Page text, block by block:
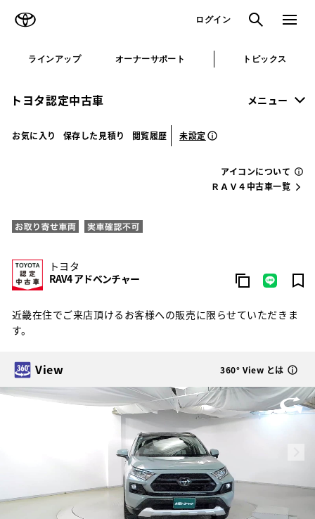
ログイン 検索 メニュ
ラインアップ オーナーサポート トピックス
トヨタ認定中古車 メニュー
お気に入り 保存した見積り 閲覧履歴 未設定
アイコンについて
ＲＡＶ４中古車一覧
トヨタ
RAV4 アドベンチャー
近畿在住でご来店頂けるお客様への販売に限らせていただきま
す。
View 360° View とは